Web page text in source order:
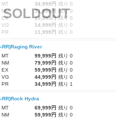
MT
34,999円 残り 0
NM
31,999円 残り 0
EX
19,999円 残り 0
VG
14,999円 残り 0
PR
11,999円 残り 0
SOLDOUT
RR)Raging River
MT
99,999円 残り 0
NM
79,999円 残り 0
EX
59,999円 残り 0
VG
44,999円 残り 0
PR
34,999円 残り 1
RR)Rock Hydra
MT
69,999円 残り 0
NM
59,999円 残り 0